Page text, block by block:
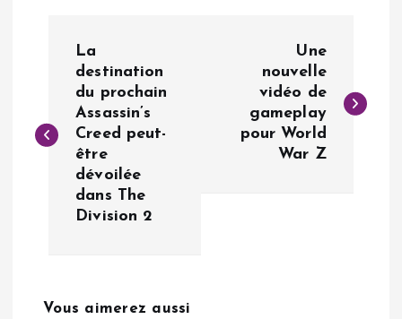
v
t
La
destination
du prochain
Assassin’s
Creed peut-
être
dévoilée
dans The
Division 2
Une
nouvelle
vidéo de
gameplay
pour World
War Z
Vous aimerez aussi